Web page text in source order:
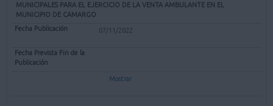
MUNICIPALES PARA EL EJERCICIO DE LA VENTA AMBULANTE EN EL
MUNICIPIO DE CAMARGO
07/11/2022
Mostrar